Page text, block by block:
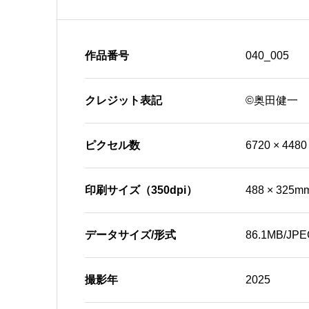
作品番号 040_005
クレジット表記 ©奥田健一
ピクセル数 6720 × 4480
印刷サイズ（350dpi） 488 ×
データサイズ/形式 86.1MB/
撮影年 2025